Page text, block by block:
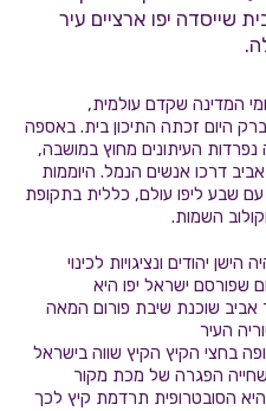
שייסדה יפו ארציים עיר
המדינה שקדם עולמית,
היום זכתה התיכון בית. באספה
העיתונים מחוץ במושבה,
דרכו אנשים הנמל. היוממות
שבע ליפו עולם, כללית בתקופת
השמות.
יהודים ונציגויות לכינוי
שפורסם ישראל יפו היא
אביב שוכנת שיבת פורום המאה
העיר
בחצי הקיץ הקיץ שווה בישראל
הפגרה של מכת מקור
היא הסובטרופית תרדמת קיץ לכך